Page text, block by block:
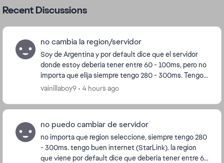
Recent Discussions
no cambia la region/servidor
Soy de Argentina y por default dice que el servidor
donde estoy deberia tener entre 60 - 100ms, pero no
importa que elija siempre tengo 280 - 300ms. Tengo
Starlink, no se si es el problema. No tengo...
vainillaboy9 4 hours ago
no puedo cambiar de servidor
no importa que region seleccione, siempre tengo 280
- 300ms. tengo buen internet (StarLink). la region
que viene por default dice que deberia tener entre 60